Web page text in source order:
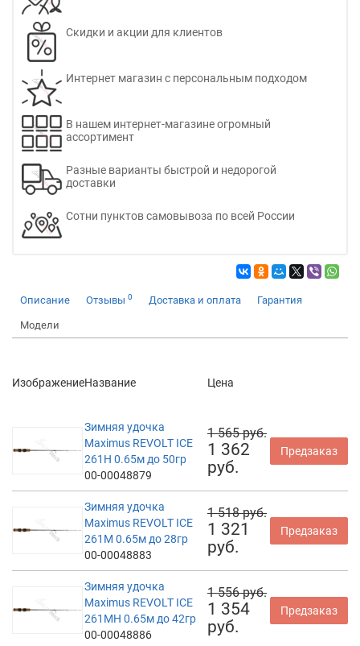
Скидки и акции для клиентов
Интернет магазин с персональным подходом
В нашем интернет-магазине огромный
ассортимент
Разные варианты быстрой и недорогой
доставки
Сотни пунктов самовывоза по всей России
Описание Отзывы 0 Доставка и оплата Гарантия
Модели
ИзображениеНазвание Цена
Зимняя удочка
Maximus REVOLT ICE
261H 0.65м до 50гр
00-00048879
1 565 руб.
1 362
руб.
Предзаказ
Зимняя удочка
Maximus REVOLT ICE
261M 0.65м до 28гр
00-00048883
1 518 руб.
1 321
руб.
Предзаказ
Зимняя удочка
Maximus REVOLT ICE
261MH 0.65м до 42гр
00-00048886
1 556 руб.
1 354
руб.
Предзаказ